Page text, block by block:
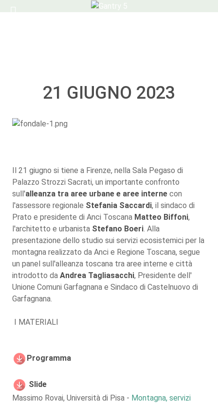
21 GIUGNO 2023
Il 21 giugno si tiene a Firenze, nella Sala Pegaso di
Palazzo Strozzi Sacrati, un importante confronto
sull'alleanza tra aree urbane e aree interne con
l'assessore regionale Stefania Saccardi, il sindaco di
Prato e presidente di Anci Toscana Matteo Biffoni,
l'architetto e urbanista Stefano Boeri . Alla
presentazione dello studio sui servizi ecosistemici per la
montagna realizzato da Anci e Regione Toscana, segue
un panel sull'alleanza toscana tra aree interne e città
introdotto da Andrea Tagliasacchi, Presidente dell'
Unione Comuni Garfagnana e Sindaco di Castelnuovo di
Garfagnana.
I MATERIALI
Programma
Slide
Massimo Rovai, Università di Pisa - Montagna, servizi